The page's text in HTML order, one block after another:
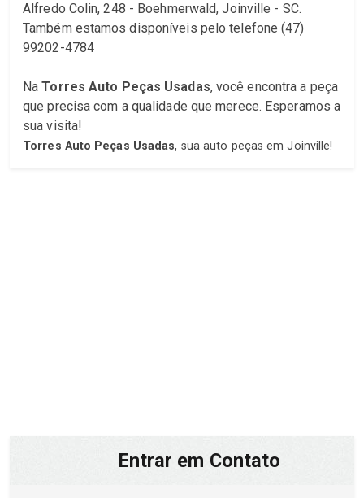
Alfredo Colin, 248 - Boehmerwald, Joinville - SC.
Também estamos disponíveis pelo telefone (47)
99202-4784
NaTorres Auto Peças Usadas, você encontra a peça
que precisa com a qualidade que merece. Esperamos a
sua visita!
Torres Auto Peças Usadas, sua auto peças em Joinville!
Entrar em Contato